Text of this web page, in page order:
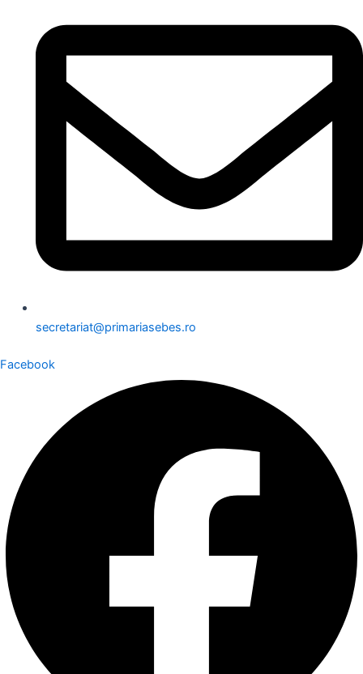
secretariat@primariasebes.ro
Facebook